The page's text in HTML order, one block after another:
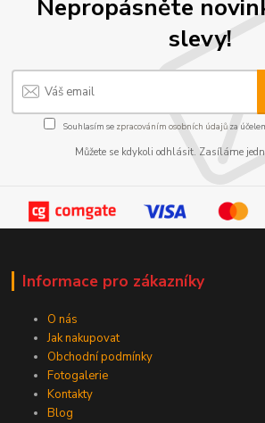
Nepropásněte
slevy!
Souhlasím se zpracováním osobních údajůza
Můžete se kdykoli odhlásit. Zasíláme
Informace pro zákazníky
O nás
Jak nakupovat
Obchodní podmínky
Fotogalerie
Kontakty
Blog